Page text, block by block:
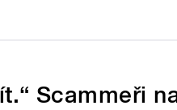
Scammeři